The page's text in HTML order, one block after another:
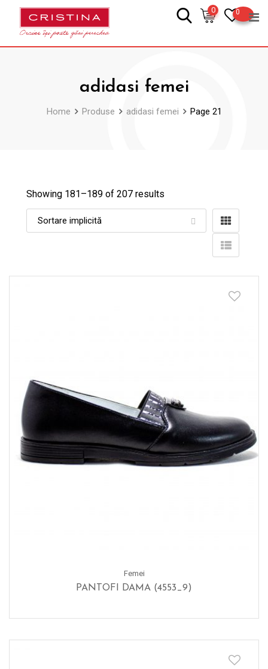
0
0
adidasi femei
Home Produse adidasi femei Page 21
Showing 181–189 of 207 results
Femei
PANTOFI DAMA (4553_9)